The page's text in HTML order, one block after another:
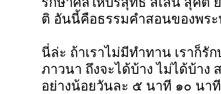
ติ อันนี้คือธรรมคำสอนของพระ
นี่ล่ะ ถ้าเราไม่มีทำทาน เราก็รั
ภาวนา ถึงจะได้บ้าง ไม่ได้บ้าง
อย่างน้อยวันละ ๕ นาที ๑๐ นา